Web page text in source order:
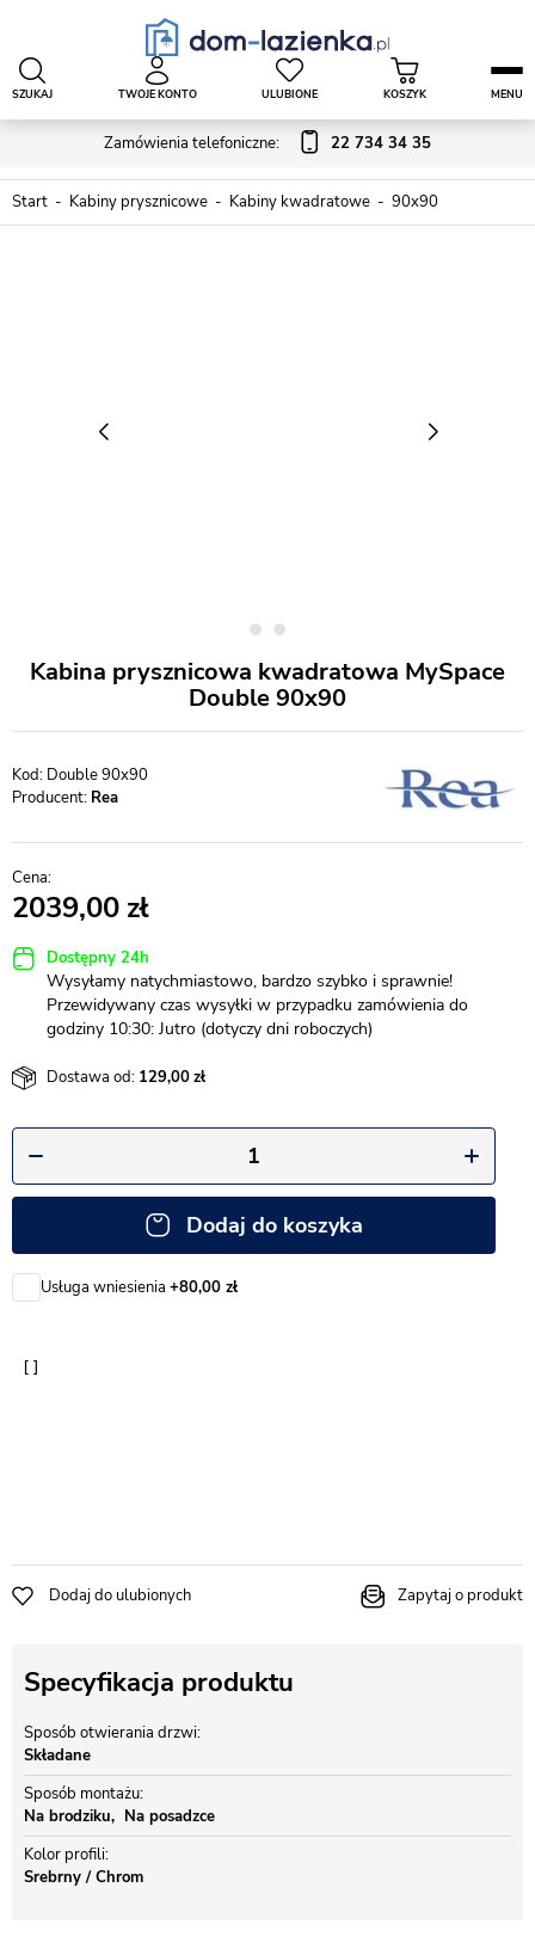
Zamówienia telefoniczne: 22 734 34 35
SZUKAJ TWOJE KONTO ULUBIONE KOSZYK MENU
Start Kabiny prysznicowe Kabiny kwadratowe 90x90
Kabina prysznicowa kwadratowa MySpace
Double 90x90
Double 90x90
Producent: Rea
2039,00
Dostępny 24h
Wysyłamy natychmiastowo, bardzo szybko i sprawnie!
Przewidywany czas wysyłki w przypadku zamówienia do
godziny 10:30: Jutro (dotyczy dni roboczych)
Dostawa od: 129,00
Dodaj do koszyka
Usługa wniesienia +80,00 zł
Dodaj do ulubionych Zapytaj o produkt
Specyfikacja produktu
Sposób otwierania drzwi
Składane
Sposób montażu
Na brodziku
Na posadzce
Kolor profili
Srebrny / Chrom